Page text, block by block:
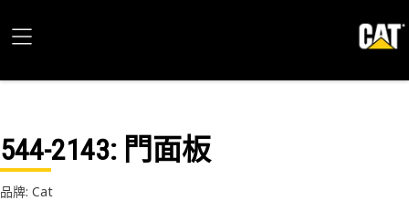
544-2143: 門面板
品牌: Cat